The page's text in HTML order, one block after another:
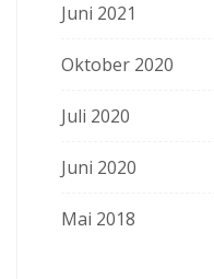
Juni 2021
Oktober 2020
Juli 2020
Juni 2020
Mai 2018